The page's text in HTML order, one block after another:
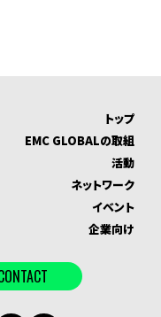
トップ
EMC GLOBALの取組
活動
ネットワーク
イベント
企業向け